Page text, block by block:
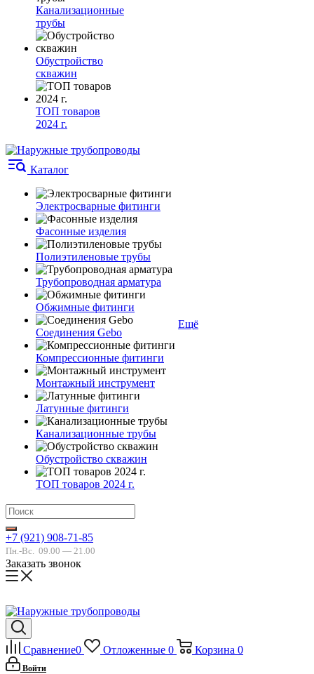
Канализационные
трубы
Обустройство
скважин
ТОП товаров
2024 г.
Каталог
Электросварные фитинги
Фасонные изделия
Полиэтиленовые трубы
Трубопроводная арматура
Обжимные фитинги
Соединения Gebo
Компрессионные фитинги
Монтажный инструмент
Латунные фитинги
Канализационные трубы
Обустройство скважин
ТОП товаров 2024 г.
Ещё
+7 (921) 908-71-85
Пн.-Вс. 09.00 — 21.00
Заказать звонок
Сравнение0 Отложенные 0 Корзина 0
Войти